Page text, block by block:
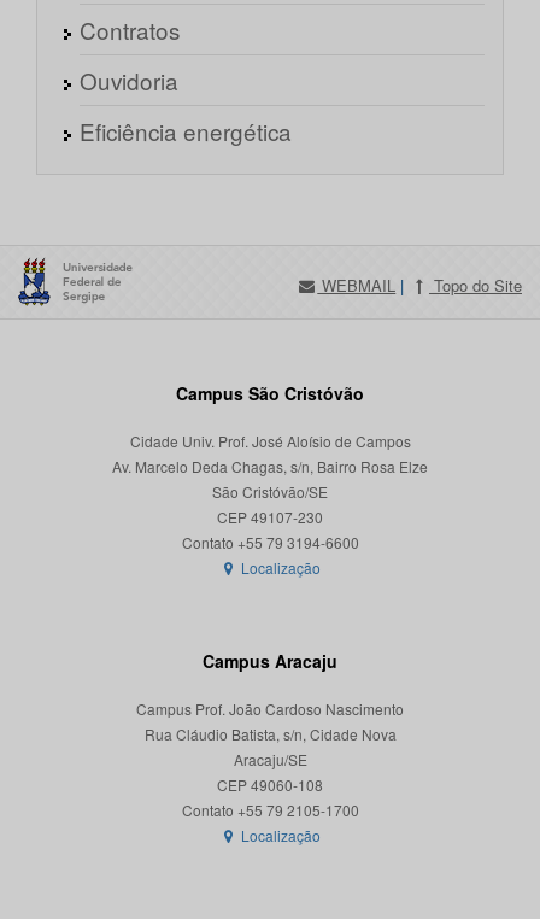
Contratos
Ouvidoria
Eficiência energética
WEBMAIL | Topo do Site
Campus São Cristóvão
Cidade Univ. Prof. José Aloísio de Campos
Av. Marcelo Deda Chagas, s/n, Bairro Rosa Elze
São Cristóvão/SE
CEP 49107-230
Localização
Campus Aracaju
Campus Prof. João Cardoso Nascimento
Rua Cláudio Batista, s/n, Cidade Nova
Aracaju/SE
CEP 49060-108
Localização